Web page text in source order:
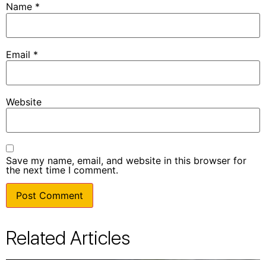
Name *
Email *
Website
Save my name, email, and website in this browser for
the next time I comment.
Related Articles